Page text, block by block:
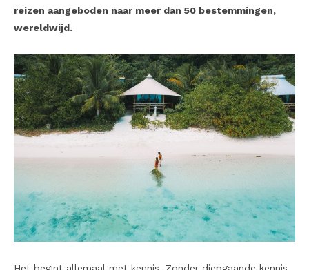
reizen aangeboden naar meer dan 50 bestemmingen,
wereldwijd.